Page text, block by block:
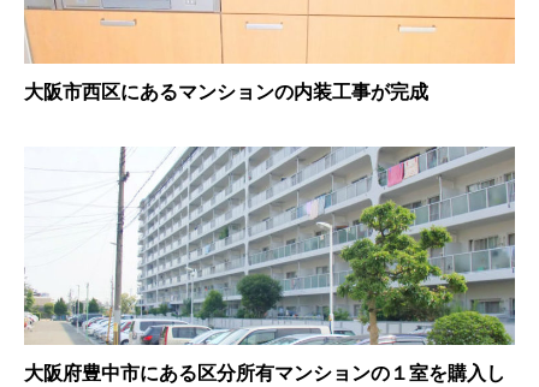
大阪市西区にあるマンションの内装工事が完成
大阪府豊中市にある区分所有マンションの１室を購入し